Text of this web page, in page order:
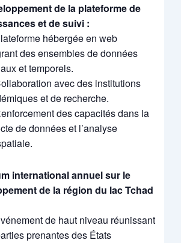
de la plateforme de
et de suivi :
hébergée en web
des ensembles de données
et temporels.
avec des institutions
et de recherche.
des capacités dans la
de données et l’analyse
international annuel sur le
de la région du lac Tchad
de haut niveau réunissant
prenantes des États